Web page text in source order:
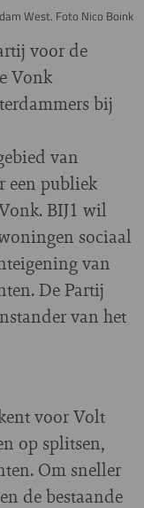
West. Foto Nico Boink
voor de
Vonk
bij
van
een publiek
BIJ1 wil
sociaal
van
De Partij
van het
voor Volt
op splitsen,
Om sneller
de bestaande